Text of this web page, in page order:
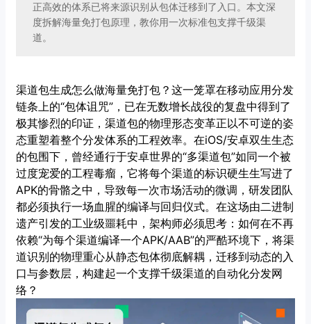
正高效的体系已将来源识别从包体迁移到了入口。本文深
度拆解海量免打包原理，教你用一次标准包支撑千级渠
道。
渠道包生成怎么做海量免打包？这一笼罩在移动应用分发
链条上的“包体诅咒”，已在无数增长战役的复盘中得到了
极其惨烈的印证，渠道包的物理形态变革正以不可逆的姿
态重塑着整个分发体系的工程效率。在iOS/安卓双生生态
的包围下，曾经通行于安卓世界的“多渠道包”如同一个被
过度宠爱的工程毒瘤，它将每个渠道的标识硬生生写进了
APK的骨骼之中，导致每一次市场活动的微调，研发团队
都必须执行一场血腥的编译与回归仪式。在这场由二进制
遗产引发的工业级噩耗中，架构师必须思考：如何在不再
依赖“为每个渠道编译一个APK/AAB”的严酷环境下，将渠
道识别的物理重心从静态包体彻底解耦，迁移到动态的入
口与参数层，构建起一个支撑千级渠道的自动化分发网
络？